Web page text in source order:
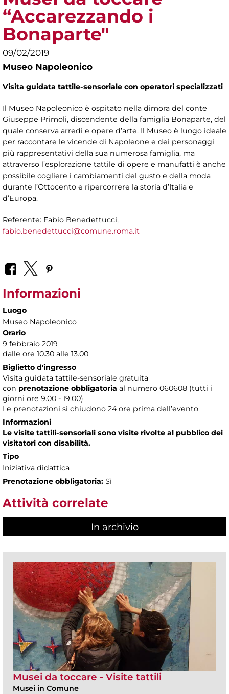
“Accarezzando i
Bonaparte"
09/02/2019
Museo Napoleonico
Visita guidata tattile-sensoriale con operatori specializzati
Il Museo Napoleonico è ospitato nella dimora del conte
Giuseppe Primoli, discendente della famiglia Bonaparte, del
quale conserva arredi e opere d’arte. Il Museo è luogo ideale
per raccontare le vicende di Napoleone e dei personaggi
più rappresentativi della sua numerosa famiglia, ma
attraverso l’esplorazione tattile di opere e manufatti è anche
possibile cogliere i cambiamenti del gusto e della moda
durante l’Ottocento e ripercorrere la storia d’Italia e
d’Europa.
Referente: Fabio Benedettucci,
fabio.benedettucci@comune.roma.it
Informazioni
Luogo
Museo Napoleonico
Orario
9 febbraio 2019
dalle ore 10.30 alle 13.00
Biglietto d'ingresso
Visita guidata tattile-sensoriale gratuita
con prenotazione obbligatoria al numero 060608 (tutti i
giorni ore 9.00 - 19.00)
Le prenotazioni si chiudono 24 ore prima dell’evento
Informazioni
Le visite tattili-sensoriali sono visite rivolte al pubblico dei
visitatori con disabilità.
Tipo
Iniziativa didattica
Prenotazione obbligatoria: Sì
Attività correlate
In archivio
Musei da toccare - Visite tattili
Musei in Comune